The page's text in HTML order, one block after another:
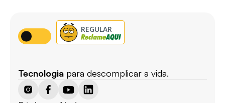
Tecnologia para descomplicar a vida.